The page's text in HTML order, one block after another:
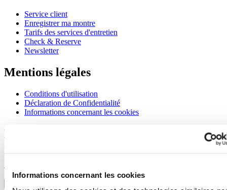
Informations concernant les cookies
Service client
Enregistrer ma montre
Tarifs des services d'entretien
Check & Reserve
Newsletter
Mentions légales
Conditions d'utilisation
Déclaration de Confidentialité
Informations concernant les cookies
Rejoignez le club CERTINA
Sélectionner un pays/une région